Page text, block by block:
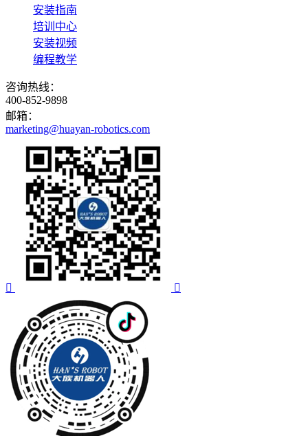
安装指南
培训中心
安装视频
编程教学
咨询热线：
400-852-9898
邮箱：
marketing@huayan-robotics.com